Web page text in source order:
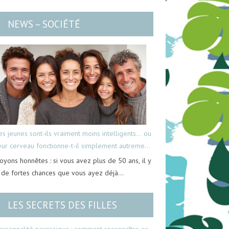
NEWS – SOCIÉTÉ
jeunes sont-ils vraiment moins intelligents… ou
cerveau fonctionne-t-il simplement autrement
honnêtes : si vous avez plus de 50 ans, il y
de fortes chances que vous ayez déjà…
LES SECRETS DES FILLES